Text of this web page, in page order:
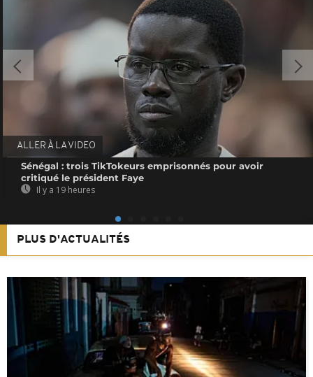
ALLER À LA VIDEO
Sénégal : trois TikTokeurs emprisonnés pour avoir
critiqué le président Faye
Il y a 19 heures
PLUS D'ACTUALITÉS